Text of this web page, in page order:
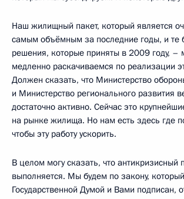
Наш жилищный пакет, который является
самым объёмным за последние годы, и те
решения, которые приняты в 2009 году, –
медленно раскачиваемся по реализации
Должен сказать, что Министерство
и Министерство регионального развития
достаточно активно. Сейчас это
на рынке жилища. Но нам есть здесь где
чтобы эту работу ускорить.
В целом могу сказать, что антикризисный
выполняется. Мы будем по закону,
Государственной Думой и Вами подписан,